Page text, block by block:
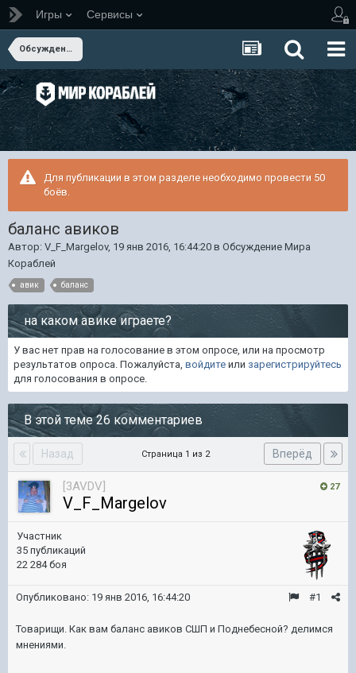
Игры Сервисы
Обсуждение Мира Кораблей
Для публикации в этом разделе необходимо провести 50
боёв.
баланс авиков
Автор: V_F_Margelov, 19 янв 2016, 16:44:20 в Обсуждение Мира
Кораблей
авик баланс
на каком авике играете?
У вас нет прав на голосование в этом опросе, или на просмотр
результатов опроса. Пожалуйста, войдите или зарегистрируйтесь
для голосования в опросе.
В этой теме 26 комментариев
Назад Вперёд
Страница 1 из 2
27
[3AVDV]
V_F_Margelov
Участник
35 публикаций
22 284 боя
#1
Опубликовано: 19 янв 2016, 16:44:20
Товарищи. Как вам баланс авиков СШП и Поднебесной? делимся
мнениями.